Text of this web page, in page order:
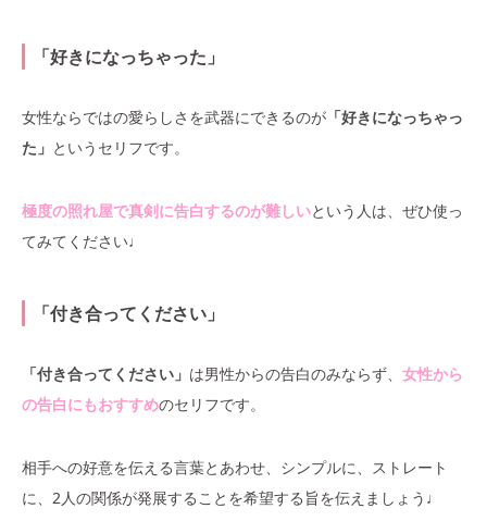
「好きになっちゃった」
女性ならではの愛らしさを武器にできるのが 「好きになっちゃっ
た」 というセリフです。
極度の照れ屋で真剣に告白するのが難しいという人は、ぜひ使っ
てみてください♩
「付き合ってください」
「付き合ってください」 は男性からの告白のみならず、 女性から
の告白にもおすすめのセリフです。
相手への好意を伝える言葉とあわせ、シンプルに、ストレート
に、2人の関係が発展することを希望する旨を伝えましょう♩